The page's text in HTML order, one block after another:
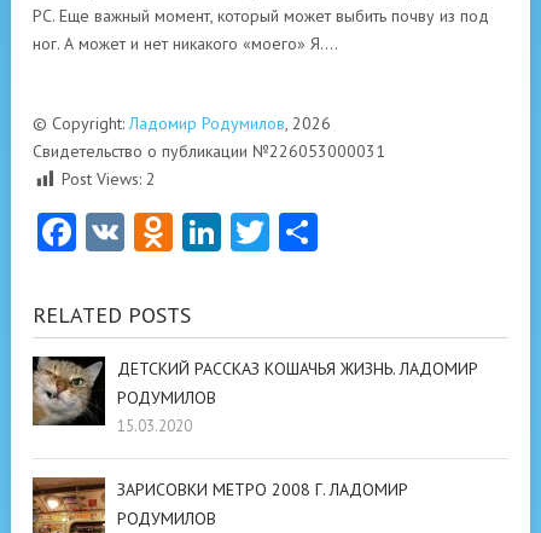
PC. Еще важный момент, который может выбить почву из под
ног. А может и нет никакого «моего» Я….
© Copyright:Ладомир Родумилов, 2026
Свидетельство о публикации №226053000031
Post Views: 2
Facebook
VK Odnoklassniki
LinkedIn
Twitter
RELATED POSTS
ДЕТСКИЙ РАССКАЗ КОШАЧЬЯ ЖИЗНЬ. ЛАДОМИР
РОДУМИЛОВ
15.03.2020
ЗАРИСОВКИ МЕТРО 2008 Г. ЛАДОМИР
РОДУМИЛОВ